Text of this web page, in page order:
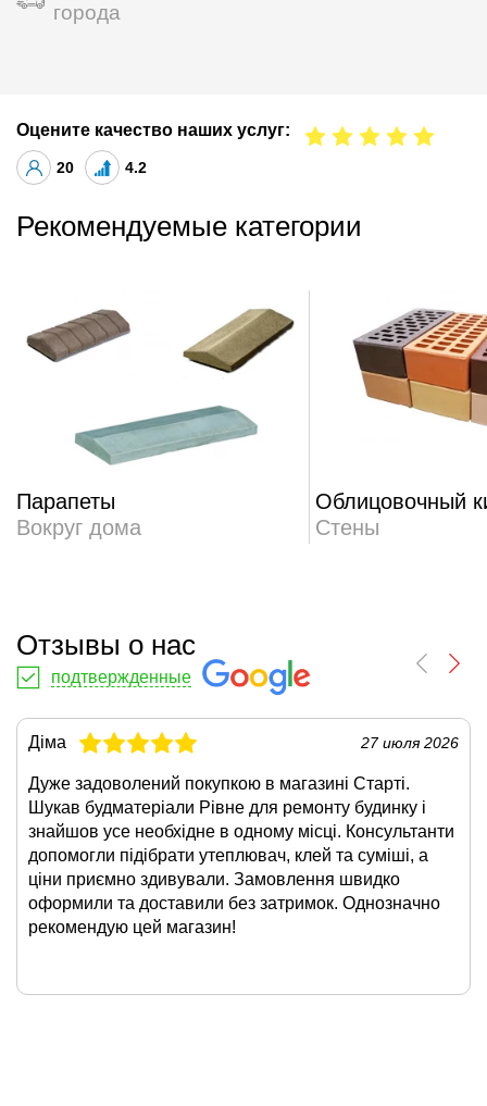
города
Оцените качество наших услуг:
20 4.2
Рекомендуемые категории
Парапеты
Вокруг дома
Облицовочный
Стены
Отзывы о нас
подтвержденные
Діма 27 июля 2026
Дуже задоволений покупкою в магазині Старті.
Шукав будматеріали Рівне для ремонту будинку і
знайшов усе необхідне в одному місці. Консультанти
допомогли підібрати утеплювач, клей та суміші, а
ціни приємно здивували. Замовлення швидко
оформили та доставили без затримок. Однозначно
рекомендую цей магазин!